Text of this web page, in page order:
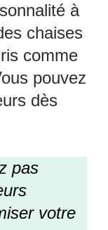
à
chaises
comme
pouvez
dès
pas
votre